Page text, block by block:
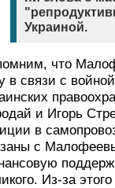
Украиной.
что
в связи с
и Игорь
в
с
Из-за